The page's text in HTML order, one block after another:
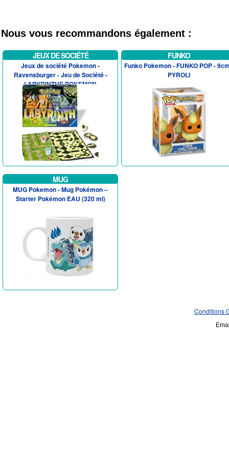
Nous vous recommandons également :
JEUX DE SOCIÉTÉ
Jeux de société Pokemon -
Ravensburger - Jeu de Société -
LABYRINTHE POKEMON
Phosphorescant
FUNKO
Funko Pokemon - FUNKO POP -
PYROLI
MUG
MUG Pokemon - Mug Pokémon –
Starter Pokémon EAU (320 ml)
Conditions